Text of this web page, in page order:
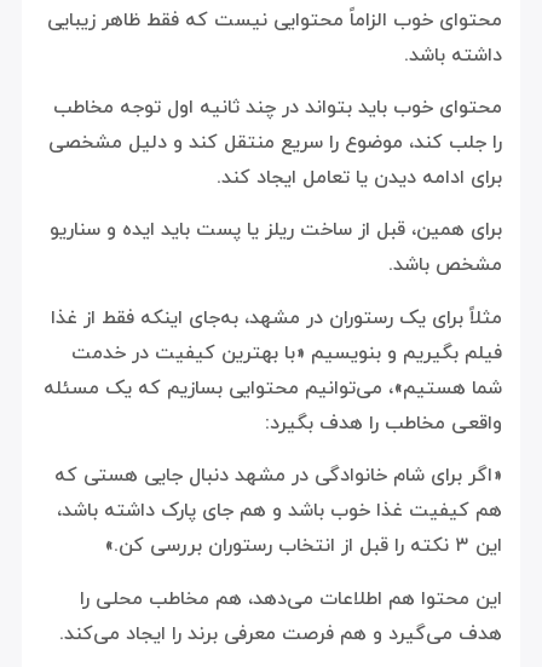
محتوای خوب الزاماً محتوایی نیست که فقط ظاهر زیبایی
داشته باشد.
محتوای خوب باید بتواند در چند ثانیه اول توجه مخاطب
را جلب کند، موضوع را سریع منتقل کند و دلیل مشخصی
برای ادامه دیدن یا تعامل ایجاد کند.
برای همین، قبل از ساخت ریلز یا پست باید ایده و سناریو
مشخص باشد.
مثلاً برای یک رستوران در مشهد، به‌جای اینکه فقط از غذا
فیلم بگیریم و بنویسیم «با بهترین کیفیت در خدمت
شما هستیم»، می‌توانیم محتوایی بسازیم که یک مسئله
واقعی مخاطب را هدف بگیرد:
«اگر برای شام خانوادگی در مشهد دنبال جایی هستی که
هم کیفیت غذا خوب باشد و هم جای پارک داشته باشد،
این ۳ نکته را قبل از انتخاب رستوران بررسی کن.»
این محتوا هم اطلاعات می‌دهد، هم مخاطب محلی را
هدف می‌گیرد و هم فرصت معرفی برند را ایجاد می‌کند.